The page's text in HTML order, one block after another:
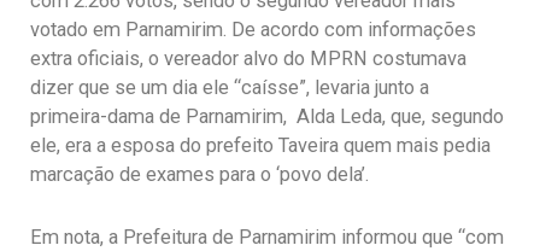
votado em Parnamirim. De acordo com informações
extra oficiais, o vereador alvo do MPRN costumava
dizer que se um dia ele “caísse”, levaria junto a
primeira-dama de Parnamirim, Alda Leda, que, segundo
ele, era a esposa do prefeito Taveira quem mais pedia
marcação de exames para o ‘povo dela’.
Em nota, a Prefeitura de Parnamirim informou que “com